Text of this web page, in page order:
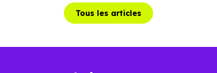
Tous les articles